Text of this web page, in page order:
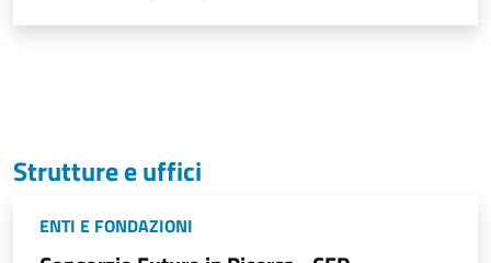
Strutture e uffici
ENTI E FONDAZIONI